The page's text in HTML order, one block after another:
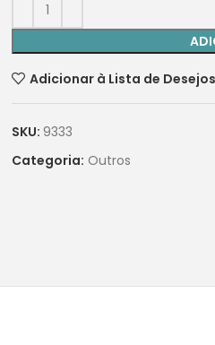
Adicionar à Lista de Desejos
SKU: 9333
Categoria: Outros